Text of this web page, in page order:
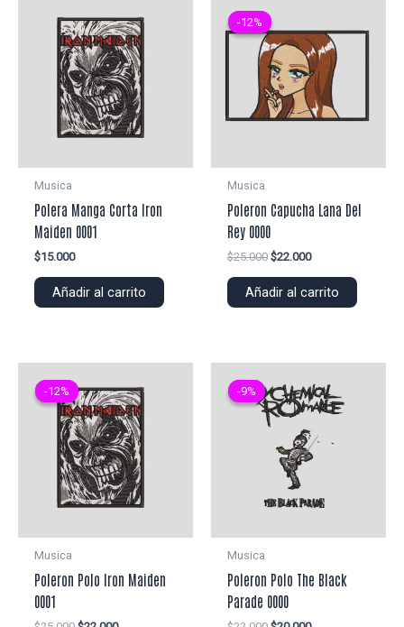
Musica
Polera Manga Corta Iron
Maiden 0001
$15.000
Añadir al carrito
-12%
-12%
Musica
Poleron Capucha Lana Del
Rey 0000
$25.000 El
original
$22.000El
actual
Añadir al carrito
-12%
-12%
Musica
Poleron Polo Iron Maiden
0001
-9%
-9%
Musica
Poleron Polo The Black
Parade 0000